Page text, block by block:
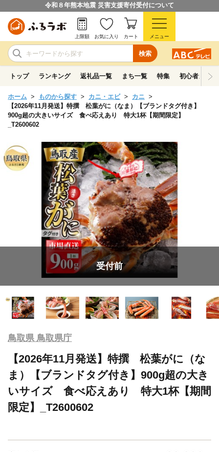
令和８年熊本地震 災害支援寄付受付について
検索
上限額 お気に入り カート メニュー
トップ ランキング 返礼品一覧 まち一覧 特集 初心者ガイド
ホーム ものから探す カニ・エビ
カニ
【2026年11月発送】特撰 松葉がに（なま）【ブランドタグ付き】
900g超の大きいサイズ 食べ応えあり 特大1杯【期間限定】
_T2600602
受付前
鳥取県 鳥取県庁
【2026年11月発送】特撰 松葉がに（な
ま）【ブランドタグ付き】900g超の大き
いサイズ 食べ応えあり 特大1杯【期間
限定】_T2600602